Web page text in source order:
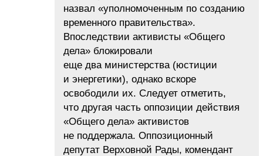
назвал «уполномоченным по созданию
временного правительства».
Впоследствии активисты «Общего
дела» блокировали
еще два министерства (юстиции
и энергетики), однако вскоре
освободили их. Следует отметить,
что другая часть оппозиции действия
«Общего дела» активистов
не поддержала. Оппозиционный
депутат Верховной Рады, комендант